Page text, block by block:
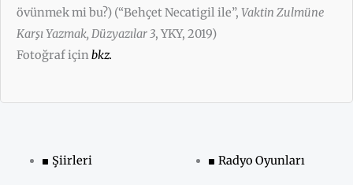
övünmek mi bu?) (“Behçet Necatigil ile”, Vaktin Zulmüne
Karşı Yazmak, Düzyazılar 3, YKY, 2019)
Fotoğraf içinbkz.
Şiirleri Radyo Oyunları